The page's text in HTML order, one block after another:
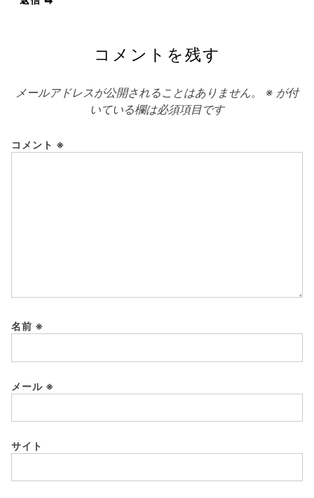
コメントを残す
メールアドレスが公開されることはありません。 ※ が付
いている欄は必須項目です
コメント ※
名前 ※
メール ※
サイト